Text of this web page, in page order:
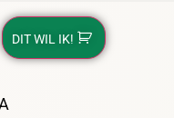
DIT WIL IK!